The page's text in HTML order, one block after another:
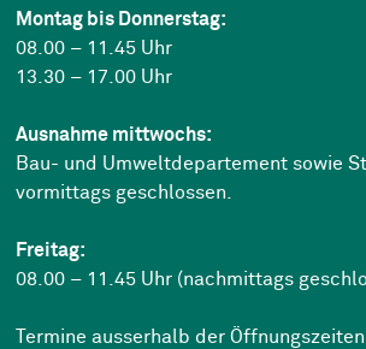
Montag bis Donnerstag:
08.00 – 11.45 Uhr
13.30 – 17.00 Uhr
Ausnahme mittwochs:
Bau- und Umweltdepartement sowie
vormittags geschlossen.
Freitag:
08.00 – 11.45 Uhr (nachmittags
Termine ausserhalb der